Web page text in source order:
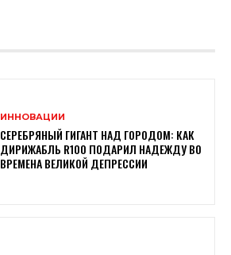
ИННОВАЦИИ
СЕРЕБРЯНЫЙ ГИГАНТ НАД ГОРОДОМ: КАК
ДИРИЖАБЛЬ R100 ПОДАРИЛ НАДЕЖДУ ВО
ВРЕМЕНА ВЕЛИКОЙ ДЕПРЕССИИ